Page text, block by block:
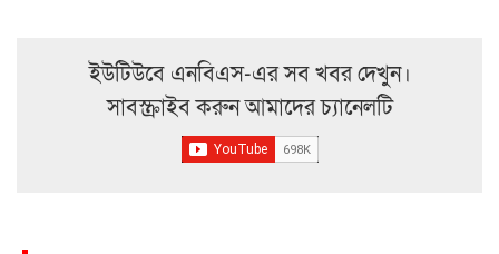
ইউটিউবে এনবিএস-এর সব খবর দেখুন।
সাবস্ক্রাইব করুন আমাদের চ্যানেলটি